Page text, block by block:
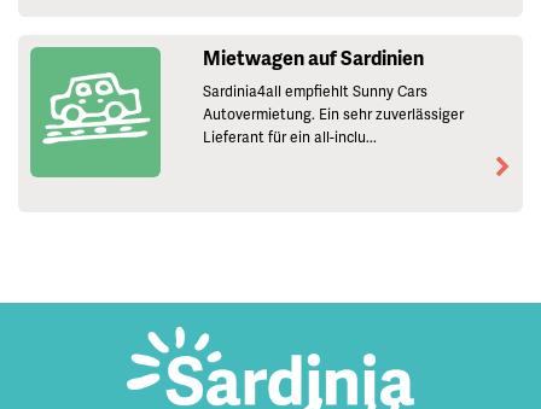
Mietwagen auf Sardinien
Sardinia4all empfiehlt Sunny Cars
Autovermietung. Ein sehr zuverlässiger
Lieferant für ein all-inclu...